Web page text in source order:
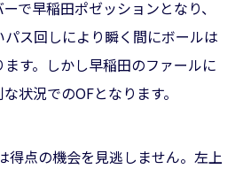
で早稲田ポゼッションとなり、
ス回しにより瞬く間にボールは
す。しかし早稲田のファールに
状況でのOFとなります。
得点の機会を見逃しません。左上